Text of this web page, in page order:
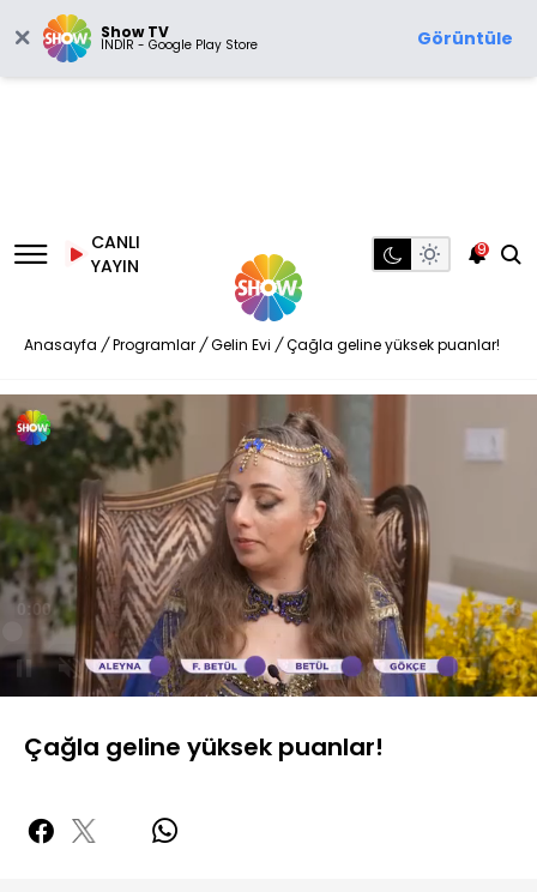
Show TV
İNDİR - Google Play Store Görüntüle
CANLI
YAYIN
9
Anasayfa / Programlar / Gelin Evi / Çağla geline yüksek puanlar!
Sesi
Aç
Yüklendi :
1.04%
Oynatma
Hızı
Çağla geline yüksek puanlar!